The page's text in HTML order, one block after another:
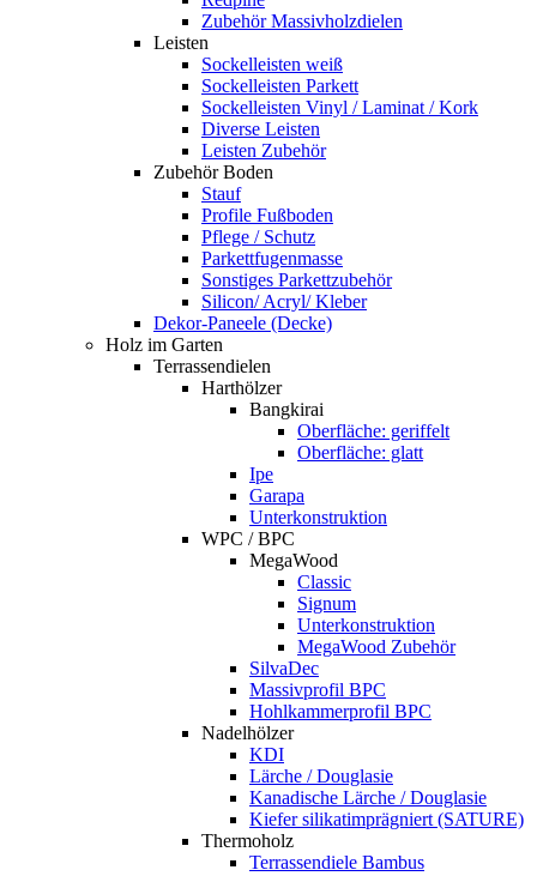
Zubehör Massivholzdielen
Leisten
Sockelleisten weiß
Sockelleisten Parkett
Sockelleisten Vinyl / Laminat / Kork
Diverse Leisten
Leisten Zubehör
Zubehör Boden
Stauf
Profile Fußboden
Pflege / Schutz
Parkettfugenmasse
Sonstiges Parkettzubehör
Silicon/ Acryl/ Kleber
Dekor-Paneele (Decke)
Holz im Garten
Terrassendielen
Harthölzer
Bangkirai
Oberfläche: geriffelt
Oberfläche: glatt
Ipe
Garapa
Unterkonstruktion
WPC / BPC
MegaWood
Classic
Signum
Unterkonstruktion
MegaWood Zubehör
SilvaDec
Massivprofil BPC
Hohlkammerprofil BPC
Nadelhölzer
KDI
Lärche / Douglasie
Kanadische Lärche / Douglasie
Kiefer silikatimprägniert (SATURE)
Thermoholz
Terrassendiele Bambus